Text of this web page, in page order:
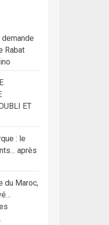
demande
Rabat
ET
: le
après
du Maroc,